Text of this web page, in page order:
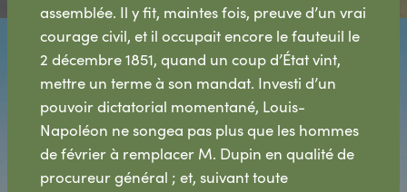
assemblée. Il y fit, maintes fois, preuve d’un vrai
courage civil, et il occupait encore le fauteuil le
2 décembre 1851, quand un coup d’État vint,
mettre un terme à son mandat. Investi d’un
pouvoir dictatorial momentané, Louis-
Napoléon ne songea pas plus que les hommes
de février à remplacer M. Dupin en qualité de
procureur général ; et, suivant toute